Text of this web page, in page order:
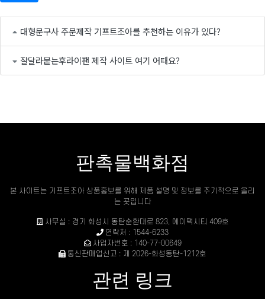
대형문구사 주문제작 기프트조아를 추천하는 이유가 있다?
잘달라붙는후라이팬 제작 사이트 여기 어때요?
판촉물백화점
본 사이트는 기프트조아 상품홍보를 위해 제품 설명 및 정보를 주기적으로 올리
는 곳입니다
사무실 : 경기 화성시 동탄순환대로 823, 에이팩시티 409호
연락처 : 1544-6233
사업자번호 : 140-77-00649
통신판매업신고 : 제 2026-화성동탄-1212호
관련 링크